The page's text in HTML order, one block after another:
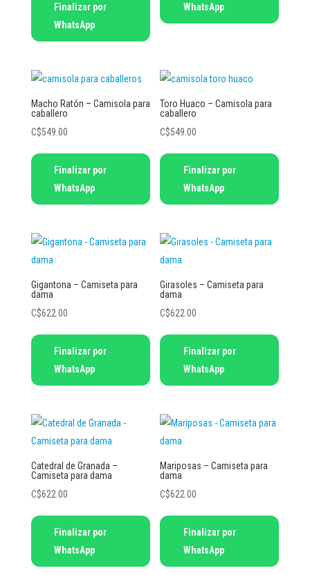
página
producto
Las
opciones
se
pueden
elegir
producto
Finalizar por
WhatsApp
opciones
se
pueden
elegir
en
página
WhatsApp
Macho Ratón – Camisola para
caballero
C$549.00
Este
producto
Las
opciones
se
pueden
elegir
en
página
Finalizar por
WhatsApp
Toro Huaco – Camisola para
caballero
C$549.00
Este
producto
Las
opciones
se
pueden
elegir
en
página
Finalizar por
WhatsApp
Gigantona – Camiseta para
dama
C$622.00
Este
producto
Las
opciones
se
pueden
elegir
en
página
Finalizar por
WhatsApp
Girasoles – Camiseta para
dama
C$622.00
Este
producto
Las
opciones
se
pueden
elegir
en
página
Finalizar por
WhatsApp
Catedral de Granada –
Camiseta para dama
C$622.00
Este
productoFinalizar por
WhatsApp
Mariposas – Camiseta para
dama
C$622.00
Este
productoFinalizar por
WhatsApp